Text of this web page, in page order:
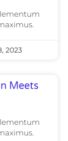
2023
Meets